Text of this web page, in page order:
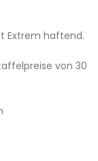
Extrem haftend.
von 30